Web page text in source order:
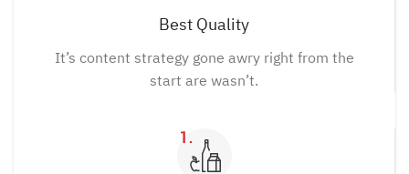
Best Quality
It’s content strategy gone awry right from the
start are wasn’t.